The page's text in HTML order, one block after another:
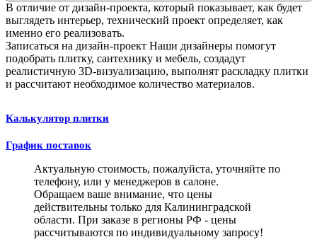
В отличие от дизайн-проекта, который показывает, как будет
выглядеть интерьер, технический проект определяет, как
именно его реализовать.
Записаться на дизайн-проект Наши дизайнеры помогут
подобрать плитку, сантехнику и мебель, создадут
реалистичную 3D-визуализацию, выполнят раскладку плитки
и рассчитают необходимое количество материалов.
Калькулятор плитки
График поставок
Актуальную стоимость, пожалуйста, уточняйте по
телефону, или у менеджеров в салоне.
Обращаем ваше внимание, что цены
действительны только для Калининградской
области. При заказе в регионы РФ - цены
рассчитываются по индивидуальному запросу!